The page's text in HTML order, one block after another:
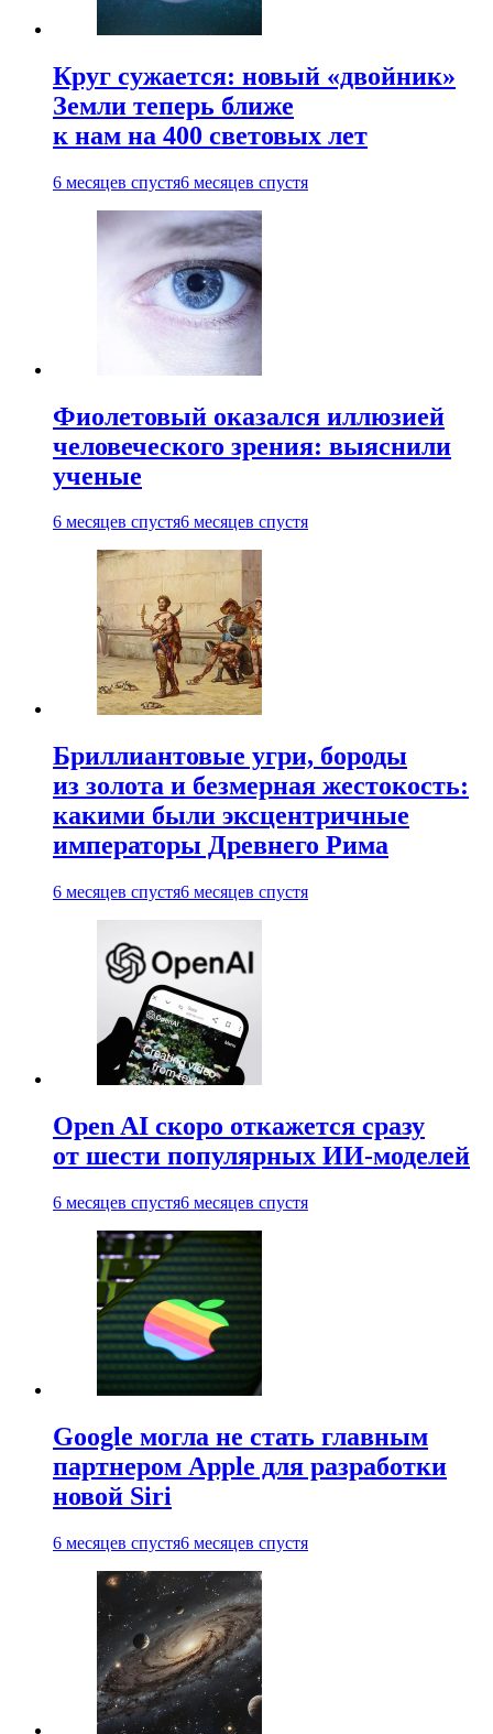
Круг сужается: новый «двойник»
Земли теперь ближе
к нам на 400 световых лет
6 месяцев спустя6 месяцев спустя
Фиолетовый оказался иллюзией
человеческого зрения: выяснили
ученые
6 месяцев спустя6 месяцев спустя
Бриллиантовые угри, бороды
из золота и безмерная жестокость:
какими были эксцентричные
императоры Древнего Рима
6 месяцев спустя6 месяцев спустя
Open AI скоро откажется сразу
от шести популярных ИИ-моделей
6 месяцев спустя6 месяцев спустя
Google могла не стать главным
партнером Apple для разработки
новой Siri
6 месяцев спустя6 месяцев спустя